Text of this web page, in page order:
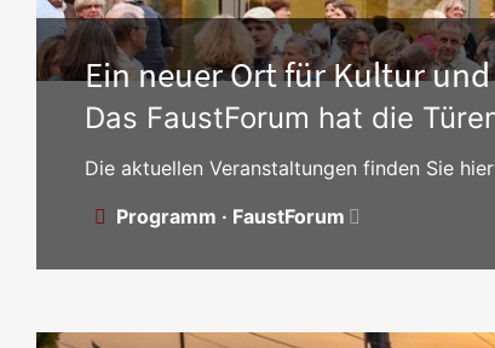
Ein neuer Ort für Kultur
Das FaustForum hat die
Die aktuellen Veranstaltungen finden Sie
Programm · FaustForum